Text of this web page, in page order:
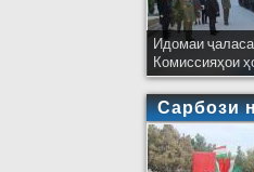
Идомаи
Комиссияҳои
Сарбози